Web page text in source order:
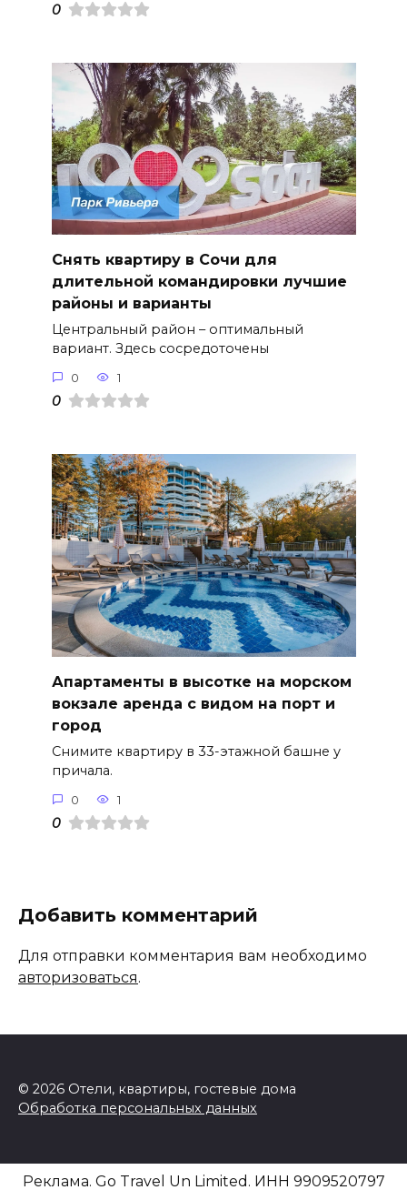
0
Снять квартиру в Сочи для
длительной командировки лучшие
районы и варианты
Центральный район – оптимальный
вариант. Здесь сосредоточены
0 1
0
Апартаменты в высотке на морском
вокзале аренда с видом на порт и
город
Снимите квартиру в 33-этажной башне у
причала.
0 1
0
Добавить комментарий
Для отправки комментария вам необходимо
авторизоваться.
© 2026 Отели, квартиры, гостевые дома
Обработка персональных данных
Реклама. Go Travel Un Limited. ИНН 9909520797